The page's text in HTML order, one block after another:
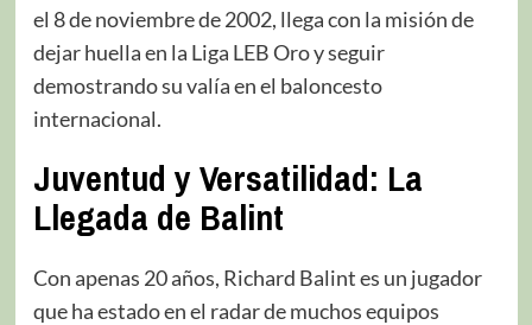
el 8 de noviembre de 2002, llega con la misión de
dejar huella en la Liga LEB Oro y seguir
demostrando su valía en el baloncesto
internacional.
Juventud y Versatilidad: La
Llegada de Balint
Con apenas 20 años, Richard Balint es un jugador
que ha estado en el radar de muchos equipos